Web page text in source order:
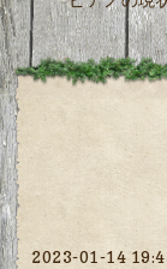
2023-01-14